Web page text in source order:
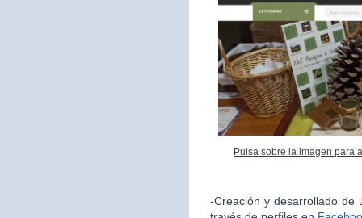
Pulsa sobre la imagen para
-Creación y desarrollado de